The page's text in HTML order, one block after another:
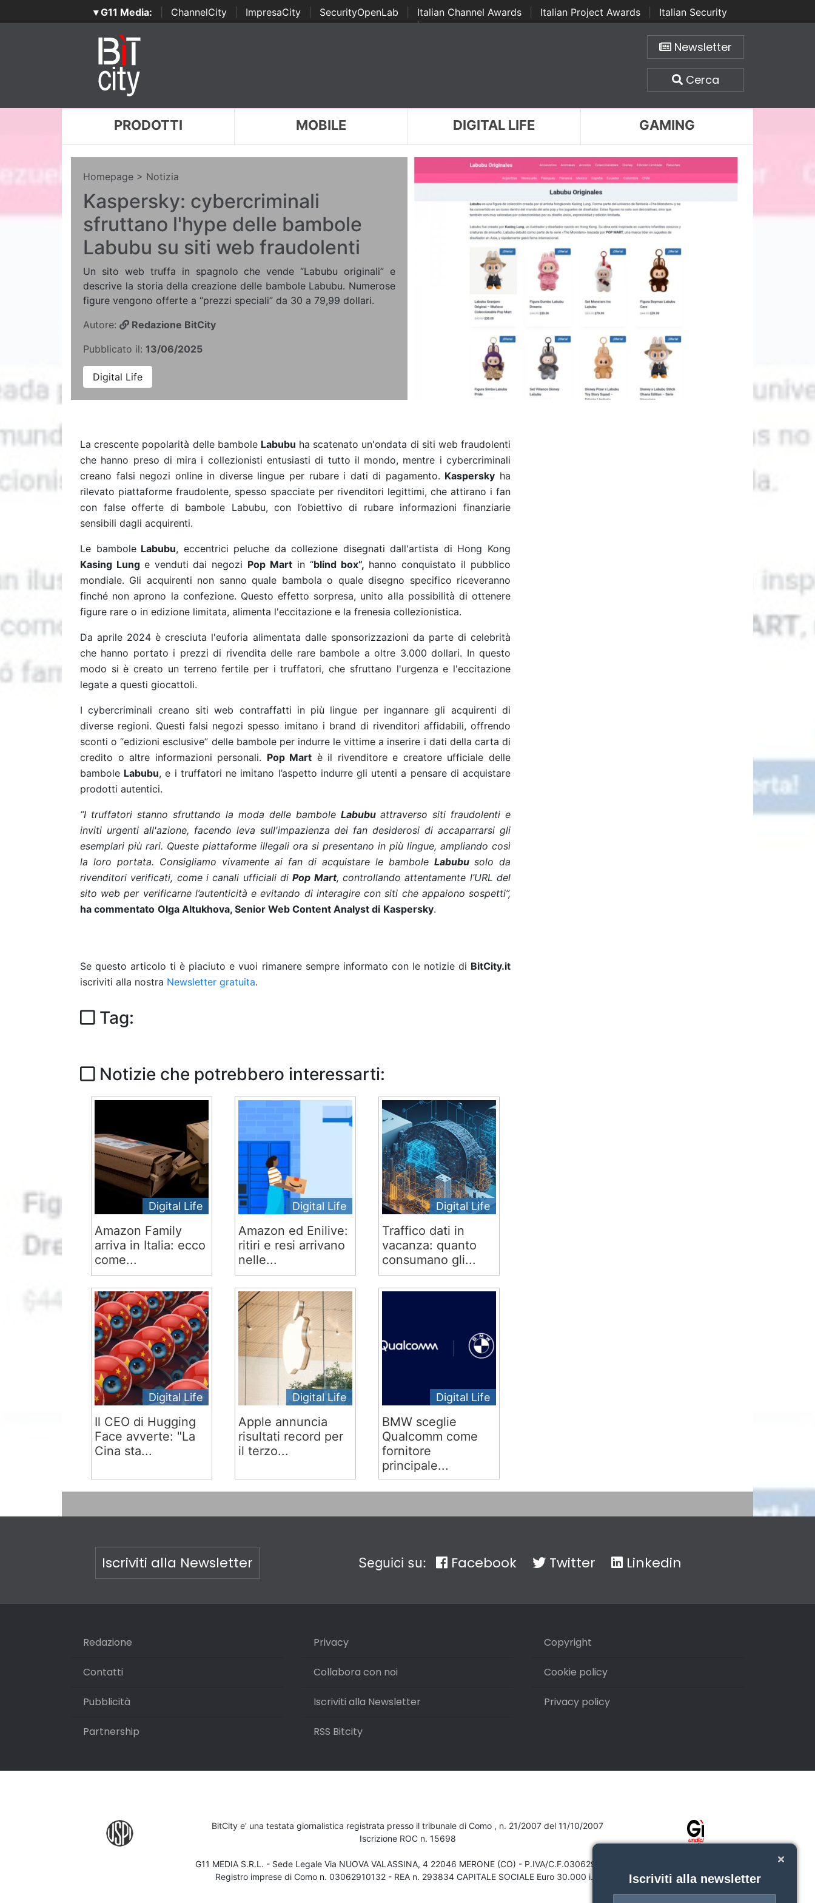
▾ G11 Media: ChannelCity ImpresaCity SecurityOpenLab Italian Channel Awards Italian Project Awards
Italian Security
Awards | ...
Newsletter
Cerca
PRODOTTI MOBILE DIGITAL LIFE GAMING
Homepage > Notizia
Kaspersky: cybercriminali
sfruttano l'hype delle bambole
Labubu su siti web fraudolenti
Un sito web truffa in spagnolo che vende “Labubu originali” e
descrive la storia della creazione delle bambole Labubu. Numerose
figure vengono offerte a “prezzi speciali” da 30 a 79,99 dollari.
Autore:
Redazione BitCity
Pubblicato il: 13/06/2025
Digital Life
La crescente popolarità delle bambole Labubu ha scatenato un'ondata di siti web fraudolenti
che hanno preso di mira i collezionisti entusiasti di tutto il mondo, mentre i cybercriminali
creano falsi negozi online in diverse lingue per rubare i dati di pagamento. Kaspersky ha
rilevato piattaforme fraudolente, spesso spacciate per rivenditori legittimi, che attirano i fan
con false offerte di bambole Labubu, con l’obiettivo di rubare informazioni finanziarie
sensibili dagli acquirenti.
Le bambole Labubu, eccentrici peluche da collezione disegnati dall'artista di Hong Kong
Kasing Lung e venduti dai negozi Pop Mart in “blind box”, hanno conquistato il pubblico
mondiale. Gli acquirenti non sanno quale bambola o quale disegno specifico riceveranno
finché non aprono la confezione. Questo effetto sorpresa, unito alla possibilità di ottenere
figure rare o in edizione limitata, alimenta l'eccitazione e la frenesia collezionistica.
Da aprile 2024 è cresciuta l'euforia alimentata dalle sponsorizzazioni da parte di celebrità
che hanno portato i prezzi di rivendita delle rare bambole a oltre 3.000 dollari. In questo
modo si è creato un terreno fertile per i truffatori, che sfruttano l'urgenza e l'eccitazione
legate a questi giocattoli.
I cybercriminali creano siti web contraffatti in più lingue per ingannare gli acquirenti di
diverse regioni. Questi falsi negozi spesso imitano i brand di rivenditori affidabili, offrendo
sconti o “edizioni esclusive” delle bambole per indurre le vittime a inserire i dati della carta di
credito o altre informazioni personali. Pop Mart è il rivenditore e creatore ufficiale delle
bambole Labubu, e i truffatori ne imitano l’aspetto indurre gli utenti a pensare di acquistare
prodotti autentici.
“I truffatori stanno sfruttando la moda delle bambole Labubu attraverso siti fraudolenti e
inviti urgenti all'azione, facendo leva sull'impazienza dei fan desiderosi di accaparrarsi gli
esemplari più rari. Queste piattaforme illegali ora si presentano in più lingue, ampliando così
la loro portata. Consigliamo vivamente ai fan di acquistare le bambole Labubu solo da
rivenditori verificati, come i canali ufficiali diPop Mart, controllando attentamente l’URL del
sito web per verificarne l’autenticità e evitando di interagire con siti che appaiono sospetti”,
ha commentato Olga Altukhova, Senior Web Content Analyst di Kaspersky.
Se questo articolo ti è piaciuto e vuoi rimanere sempre informato con le notizie di BitCity.it
iscriviti alla nostra Newsletter gratuita.
Tag:
Notizie che potrebbero interessarti:
Digital Life
Amazon Family
arriva in Italia: ecco
come...
Digital Life
Amazon ed Enilive:
ritiri e resi arrivano
nelle...
Digital Life
Traffico dati in
vacanza: quanto
consumano gli...
Digital Life
Il CEO di Hugging
Face avverte: "La
Cina sta...
Digital Life
Apple annuncia
risultati record per
il terzo...
Digital Life
BMW sceglie
Qualcomm come
fornitore
principale...
Iscriviti alla Newsletter Seguici su: Facebook Twitter Linkedin
Redazione
Contatti
Pubblicità
Partnership
Privacy
Collabora con noi
Iscriviti alla Newsletter
RSS Bitcity
Copyright
Cookie policy
Privacy policy
BitCity e' una testata giornalistica registrata presso il tribunale di Como , n. 21/2007 del 11/10/2007
Iscrizione ROC n. 15698
G11 MEDIA S.R.L. - Sede Legale Via NUOVA VALASSINA, 4 22046 MERONE (CO) - P.IVA/C.F.03062910132
Registro imprese di Como n. 03062910132 - REA n. 293834 CAPITALE SOCIALE Euro 30.000 i.v.
Iscriviti alla newsletter